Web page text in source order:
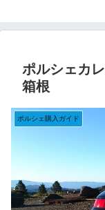
ポルシェカ
箱根
ポルシェ購入ガイド